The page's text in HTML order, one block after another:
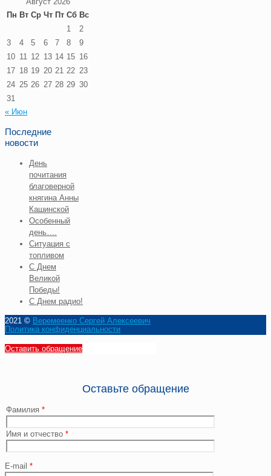
Пн Вт Ср Чт Пт Сб Вс
1
2
3
4 5 6 7 8
9
10 11 12 13 14 15 16
17 18 19 20 21 22 23
24 25 26 27 28 29 30
31
« Июн
Последние
новости
День
почитания
благоверной
княгина Анны
Кашинской
Особенный
день….
Ситуация с
топливом
С Днем
Великой
Победы!
С Днем радио!
2021 © Веремеенко Сергей Алексеевич
Политика конфиденциальности
Оставить обращение
Оставьте обращение
Фамилия *
Имя и отчество *
E-mail *